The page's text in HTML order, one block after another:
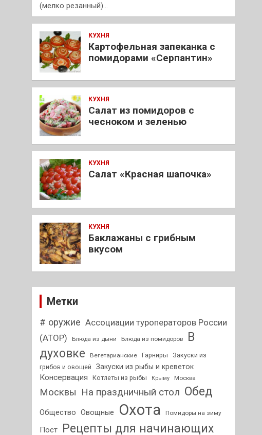
(мелко резанный)…
КУХНЯ
Картофельная запеканка с
помидорами «Серпантин»
КУХНЯ
Салат из помидоров с
чесноком и зеленью
КУХНЯ
Салат «Красная шапочка»
КУХНЯ
Баклажаны с грибным
вкусом
Метки
# оружие Ассоциации туроператоров России
(АТОР)
Блюда из дыни Блюда из помидоров
В
духовке
Вегетарианские Гарниры
Закуски из
грибов и овощей
Закуски из рыбы и креветок
Консервация Котлеты из рыбы Крыму Москва
Москвы На праздничный стол Обед
Общество Овощные Охота Помидоры на зиму
Пост Рецепты для начинающих